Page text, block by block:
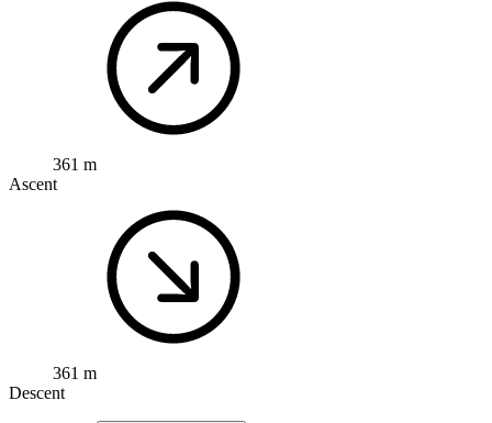
361 m
Ascent
361 m
Descent